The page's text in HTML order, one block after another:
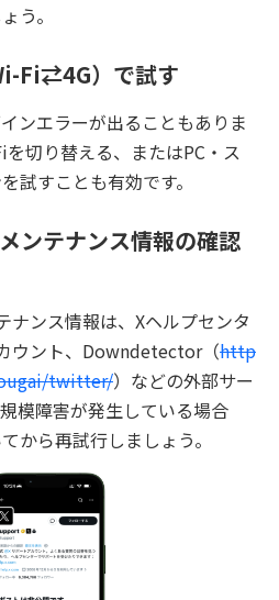
う。
Fi⇄4G）で試す
ンエラーが出ることもありま
切り替える、またはPC・ス
試すことも有効です。
ンテナンス情報の確認
ナンス情報は、Xヘルプセンタ
ウント、Downdetector（http
twitter/）などの外部サー
模障害が発生している場合
から再試行しましょう。